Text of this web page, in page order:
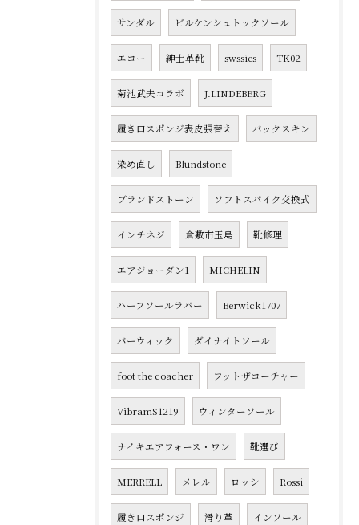
サンダル ビルケンシュトックソール
エコー 紳士革靴 swssies TK02
菊池武夫コラボ J.LINDEBERG
履き口スポンジ表皮張替え バックスキン
染め直し Blundstone
ブランドストーン ソフトスパイク交換式
インチネジ 倉敷市玉島 靴修理
エアジョーダン1 MICHELIN
ハーフソールラバー Berwick1707
バーウィック ダイナイトソール
foot the coacher フットザコーチャー
VibramS1219 ウィンターソール
ナイキエアフォース・ワン 靴選び
MERRELL メレル ロッシ Rossi
履き口スポンジ 滑り革 インソール